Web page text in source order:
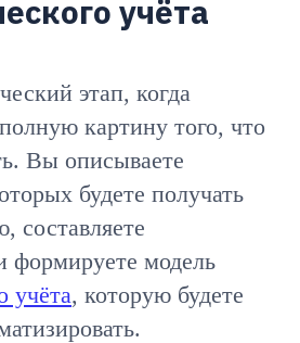
учёта
этап, когда
картину того, что
Вы описываете
будете получать
составляете
формируете модель
учёта, которую будете